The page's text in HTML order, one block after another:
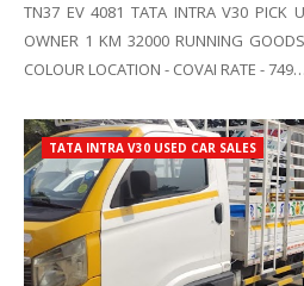
TN37 EV 4081 TATA INTRA V30 PICK
OWNER 1 KM 32000 RUNNING
COLOUR LOCATION - COVAI RATE - 749…
TATA INTRA V30 USED CAR SALES